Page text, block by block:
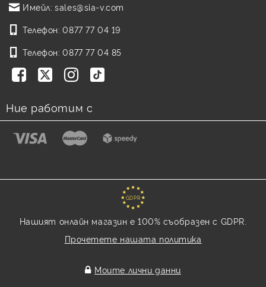
Имейл: sales@sia-v.com
Телефон: 0877 77 04 19
Телефон: 0877 77 04 85
Ние работим с
GDPR
Нашият онлайн магазин е 100% съобразен с GDPR.
Прочетете нашата политика
Моите лични данни